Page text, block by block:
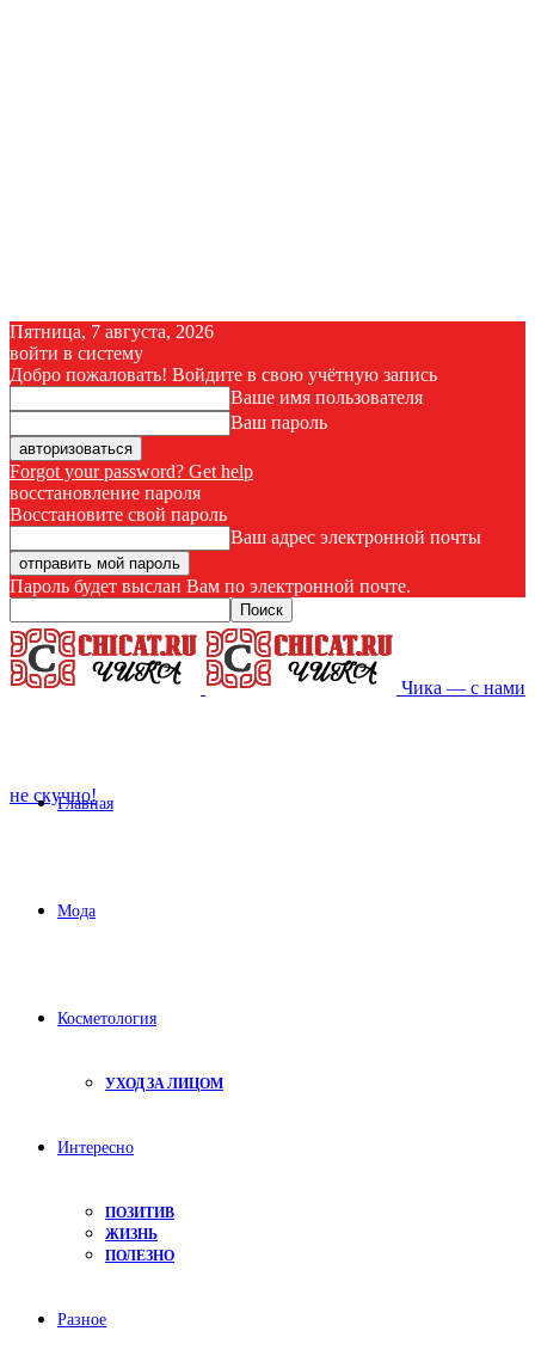
Пятница, 7 августа, 2026
войти в систему
Добро пожаловать! Войдите в свою учётную запись
Ваше имя пользователя
Ваш пароль
Forgot your password? Get help
восстановление пароля
Восстановите свой пароль
Ваш адрес электронной почты
Пароль будет выслан Вам по электронной почте.
Чика — с нами
не скучно!
Главная
Мода
Косметология
УХОД ЗА ЛИЦОМ
Интересно
ПОЗИТИВ
ЖИЗНЬ
ПОЛЕЗНО
Разное